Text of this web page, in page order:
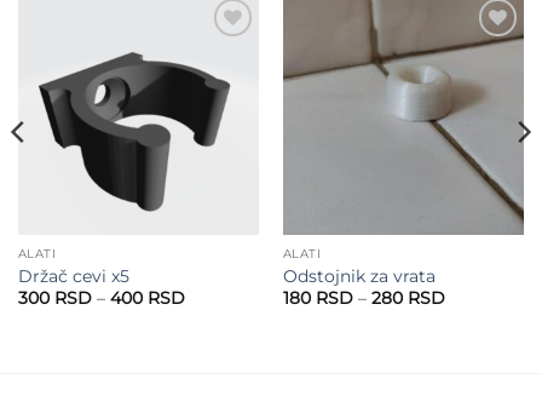
wishlist
ALATI
Držač cevi x5
300 RSD – 400 RSDRaspon
Add to
ALATI
Odstojnik za vrata
180 RSD – 280 RSDRaspon